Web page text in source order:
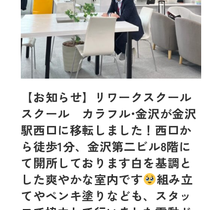
【お知らせ】リワークスクール
スクール カラフル•金沢が金沢
駅西口に移転しました！西口か
ら徒歩1分、金沢第二ビル8階に
て開所しております白を基調と
した爽やかな室内です
組み立
てやペンキ塗りなども、スタッ